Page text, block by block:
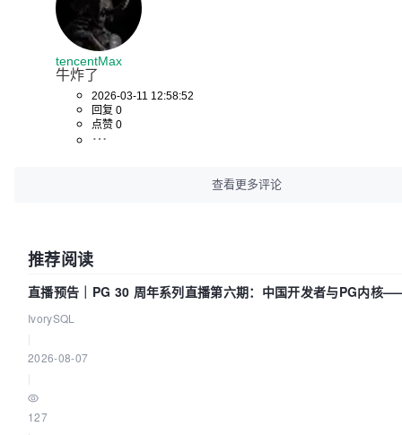
tencentMax
牛炸了
2026-03-11 12:58:52
回复 0
点赞 0
查看更多评论
推荐阅读
直播预告｜PG 30 周年系列直播第六期：中国开发者与PG内核
动吗？我们贡献了什么？
IvorySQL
2026-08-07
127